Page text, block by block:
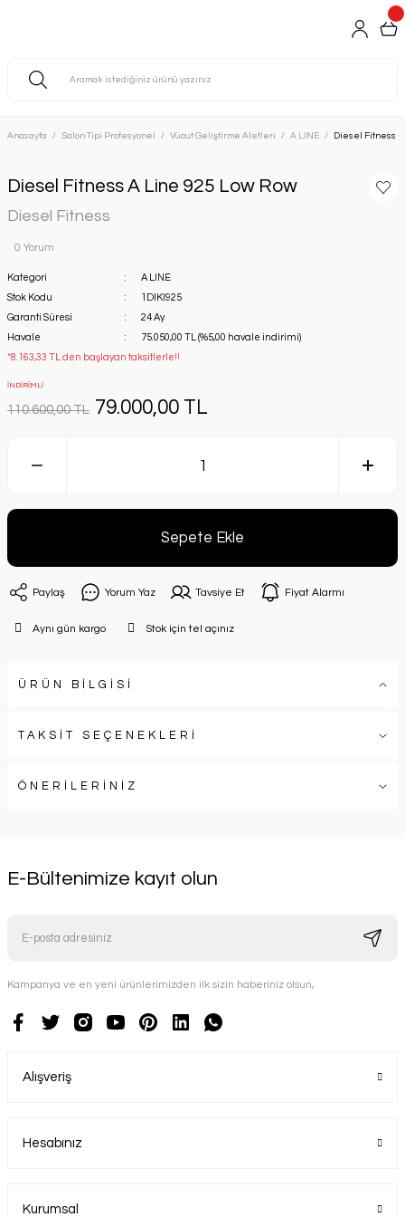
Anasayfa Salon Tipi Profesyonel Vücut Geliştirme Aletleri A LINE Diesel Fitness
Diesel Fitness A Line 925 Low Row
Diesel Fitness
0 Yorum
Kategori
A LINE
Stok Kodu
1DIKI925
Garanti Süresi
24 Ay
Havale
75.050,00 TL (%5,00 havale indirimi)
*8.163,33 TL den başlayan taksitlerle!!
İNDİRİMLİ
110.600,00 TL 79.000,00 TL
Sepete Ekle
Paylaş Yorum Yaz Tavsiye Et Fiyat Alarmı
Aynı gün kargo Stok için tel açınız
ÜRÜN BİLGİSİ
TAKSİT SEÇENEKLERİ
ÖNERİLERİNİZ
E-Bültenimize kayıt olun
Kampanya ve en yeni ürünlerimizden ilk sizin haberiniz olsun,
Alışveriş
Hesabınız
Kurumsal